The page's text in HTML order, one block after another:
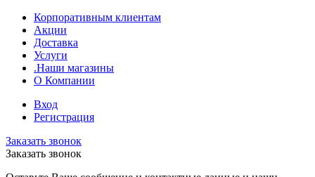
Корпоративным клиентам
Акции
Доставка
Услуги
.Наши магазины
О Компании
Вход
Регистрация
Заказать звонок
Заказать звонок